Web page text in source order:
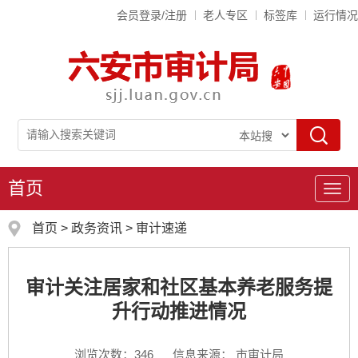
会员登录/注册 老人专区 标签库 运行情况
导
航
首页
首页 > 政务资讯 > 审计速递
审计关注居家和社区基本养老服务提
升行动推进情况
浏览次数： 346 信息来源： 市审计局